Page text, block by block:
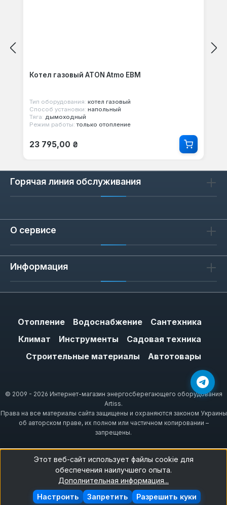
Котел газовый ATON Atmo ЕВМ
Тип оборудования: котел газовый
Способ установки: напольный
Тяга: дымоходный
Режим работы: только отопление
Обычная цена:
23 795,00 ₴
Горячая линия обслуживания
О сервисе
Информация
Отопление Водоснабжение
Сантехника
Климат
Инструменты
Садовая техника
Строительные материалы
Автотовары
© 2009 - 2026 Интернет-магазин энергосберегающего оборудования
Artiss.
Права на все материалы сайта защищены и охраняются законом Украины
об авторском праве, их полном или частичном копировании –
запрещены.
Этот веб-сайт использует файлы cookie для
обеспечения наилучшего опыта.
Дополнительная информация...
Запретить
Настроить Разрешить куки